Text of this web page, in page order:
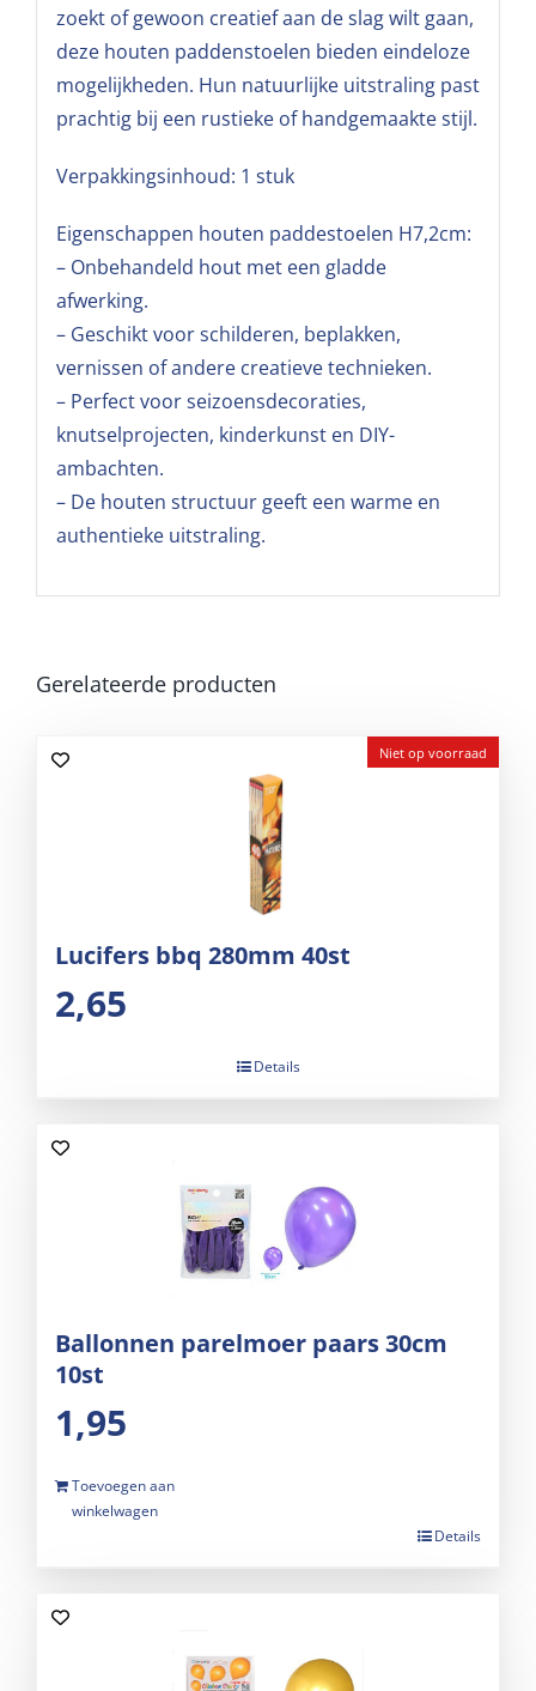
zoekt of gewoon creatief aan de slag wilt gaan,
deze houten paddenstoelen bieden eindeloze
mogelijkheden. Hun natuurlijke uitstraling past
prachtig bij een rustieke of handgemaakte stijl.
Verpakkingsinhoud: 1 stuk
Eigenschappen houten paddestoelen H7,2cm:
– Onbehandeld hout met een gladde
afwerking.
– Geschikt voor schilderen, beplakken,
vernissen of andere creatieve technieken.
– Perfect voor seizoensdecoraties,
knutselprojecten, kinderkunst en DIY-
ambachten.
– De houten structuur geeft een warme en
authentieke uitstraling.
Gerelateerde producten
Niet op voorraad
Lucifers bbq 280mm 40st
2,65
Details
Ballonnen parelmoer paars 30cm
10st
1,95
Toevoegen aan
winkelwagen
Details